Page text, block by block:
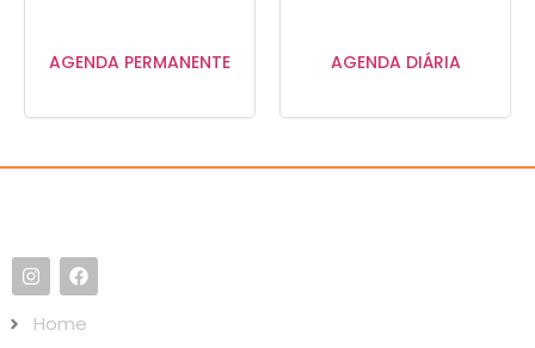
AGENDA PERMANENTE AGENDA DIÁRIA
Home